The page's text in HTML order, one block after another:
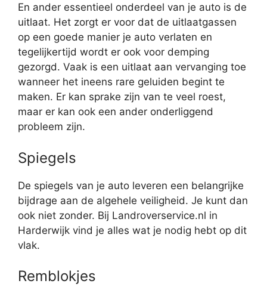
En ander essentieel onderdeel van je auto is de
uitlaat. Het zorgt er voor dat de uitlaatgassen
op een goede manier je auto verlaten en
tegelijkertijd wordt er ook voor demping
gezorgd. Vaak is een uitlaat aan vervanging toe
wanneer het ineens rare geluiden begint te
maken. Er kan sprake zijn van te veel roest,
maar er kan ook een ander onderliggend
probleem zijn.
Spiegels
De spiegels van je auto leveren een belangrijke
bijdrage aan de algehele veiligheid. Je kunt dan
ook niet zonder. Bij Landroverservice.nl in
Harderwijk vind je alles wat je nodig hebt op dit
vlak.
Remblokjes